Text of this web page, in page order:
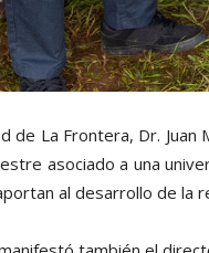
de La Frontera, Dr.
asociado a una
al desarrollo de la